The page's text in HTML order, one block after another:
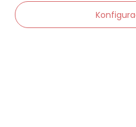
Moje konto